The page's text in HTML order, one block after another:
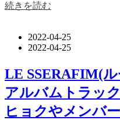
続きを読む
2022-04-25
2022-04-25
LE SSERAFIM(
アルバムトラッ
ヒョクやメンバ